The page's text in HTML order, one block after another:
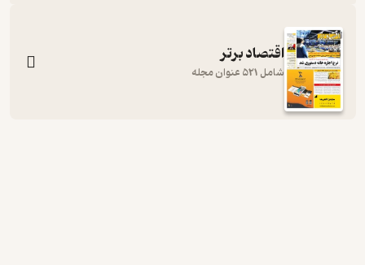
اقتصاد برتر
شامل 521 عنوان مجله